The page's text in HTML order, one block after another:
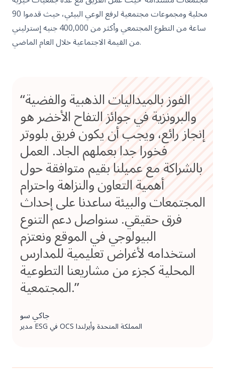
محلية ومجموعات مجتمعية لرفع الوعي البيئي، حيث قدموا 90
ساعة من التطوع المجتمعي وأكثر من 400,000 جنيه إسترليني
من القيمة الاجتماعية خلال العام الماضي.
“الفوز بالميداليات الذهبية والفضية
والبرونزية في جوائز التفاح الأخضر هو
إنجاز رائع، ويجب أن يكون فريق بلووتر
فخورا جدا بعملهم الجاد. العمل
بالشراكة مع عميلنا بقيم متوافقة حول
أهمية التعاون والنزاهة واحترام
المجتمعات والبيئة ساعدنا على إحداث
فرق حقيقي. سنواصل دعم التنوع
البيولوجي في الموقع ونعتزم
استخدامه لأغراض تعليمية للمدارس
المحلية كجزء من مشاريعنا التطوعية
المجتمعية.”
جاكي سو
مدير ESG في OCS المملكة المتحدة وأيرلندا